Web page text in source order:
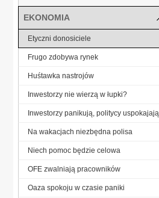
EKONOMIA
Etyczni donosiciele
Frugo zdobywa rynek
Huśtawka nastrojów
Inwestorzy nie wierzą w łupki?
Inwestorzy panikują, politycy uspokajają
Na wakacjach niezbędna polisa
Niech pomoc będzie celowa
OFE zwalniają pracowników
Oaza spokoju w czasie paniki